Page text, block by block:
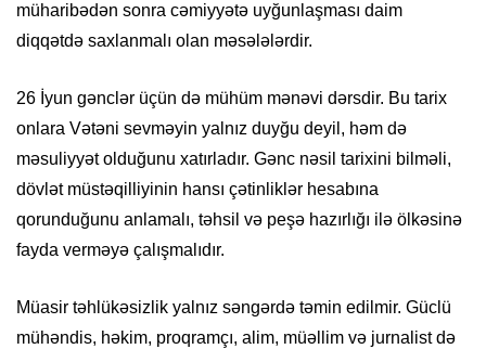
müharibədən sonra cəmiyyətə uyğunlaşması daim
diqqətdə saxlanmalı olan məsələlərdir.
26 İyun gənclər üçün də mühüm mənəvi dərsdir. Bu tarix
onlara Vətəni sevməyin yalnız duyğu deyil, həm də
məsuliyyət olduğunu xatırladır. Gənc nəsil tarixini bilməli,
dövlət müstəqilliyinin hansı çətinliklər hesabına
qorunduğunu anlamalı, təhsil və peşə hazırlığı ilə ölkəsinə
fayda verməyə çalışmalıdır.
Müasir təhlükəsizlik yalnız səngərdə təmin edilmir. Güclü
mühəndis, həkim, proqramçı, alim, müəllim və jurnalist də